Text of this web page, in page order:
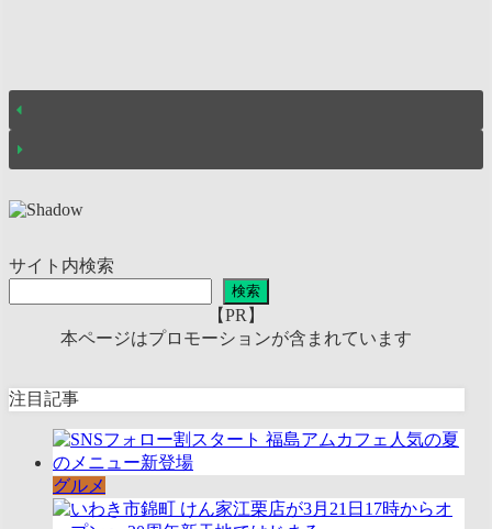
サイト内検索
検索
【PR】
本ページはプロモーションが含まれています
注目記事
グルメ